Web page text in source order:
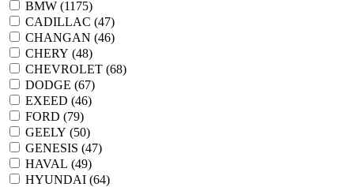
BMW (1175)
CADILLAC (47)
CHANGAN (46)
CHERY (48)
CHEVROLET (68)
DODGE (67)
EXEED (46)
FORD (79)
GEELY (50)
GENESIS (47)
HAVAL (49)
HYUNDAI (64)